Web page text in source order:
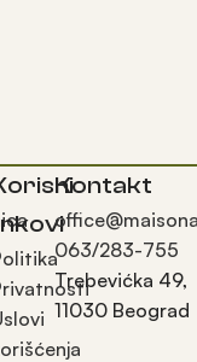
Kontakt
063/283-755
Trebevićka 49,
11030 Beograd